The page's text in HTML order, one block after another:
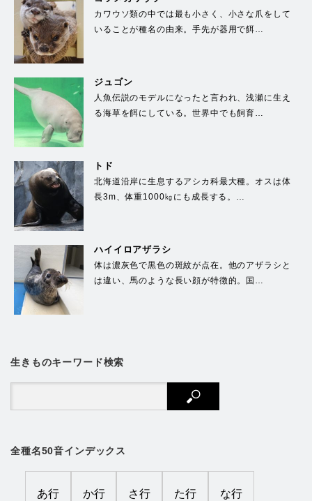
カワウソ類の中では最も小さく、小さな爪をして
いることが種名の由来。手先が器用で餌…
ジュゴン
人魚伝説のモデルになったと言われ、浅瀬に生え
る海草を餌にしている。世界中でも飼育…
トド
北海道沿岸に生息するアシカ科最大種。オスは体
長3m、体重1000㎏にも成長する。…
ハイイロアザラシ
体は濃灰色で黒色の斑紋が点在。他のアザラシと
は違い、馬のような長い顔が特徴的。国…
生きものキーワード検索
全種名50音インデックス
あ行 か行 さ行 た行 な行